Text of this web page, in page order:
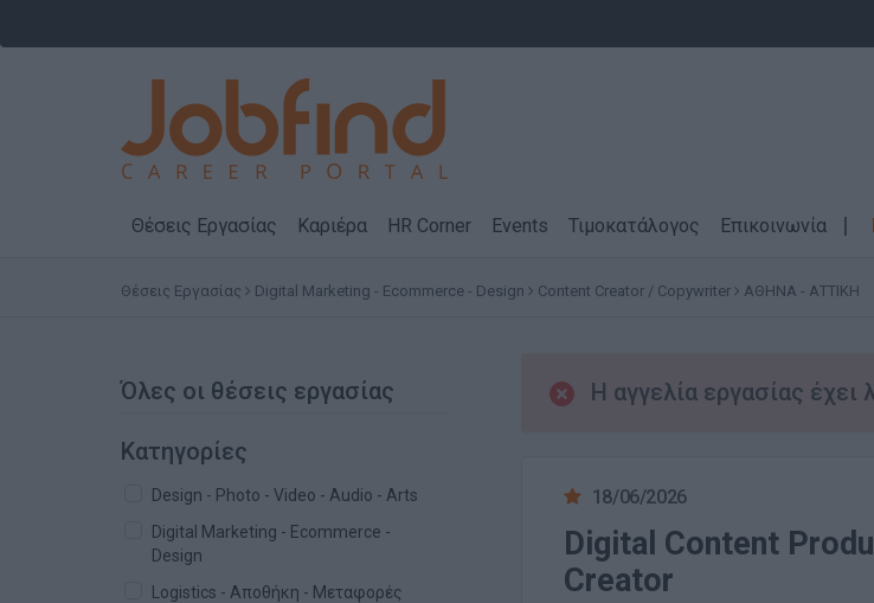
Θέσεις Εργασίας Καριέρα HR Corner Events Τιμοκατάλογος Επικοινωνία
Θέσεις Εργασίας Digital Marketing - Ecommerce - Design Content Creator / Copywriter ΑΘΗΝΑ - ΑΤΤΙΚΗ
Όλες οι θέσεις εργασίας
Κατηγορίες
Design - Photo - Video - Audio - Arts
Digital Marketing - Ecommerce -
Design
Logistics - Αποθήκη - Μεταφορές
Η αγγελία εργασίας έχει
18/06/2026
Digital Content
Creator